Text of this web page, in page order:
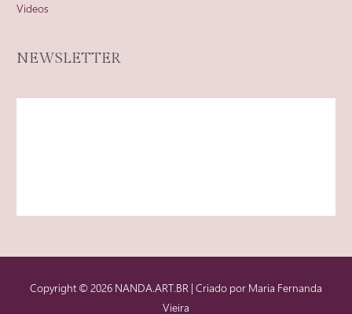
Videos
NEWSLETTER
Copyright © 2026 NANDA.ART.BR | Criado por Maria Fernanda
Vieira